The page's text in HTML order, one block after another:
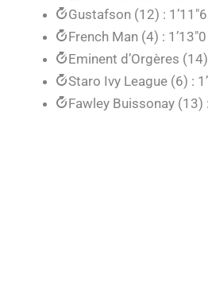
Gustafson (12) : 1’11″6
French Man (4) : 1’13″0
Eminent d’Orgères (14)
Staro Ivy League (6) :
Fawley Buissonay (13) :